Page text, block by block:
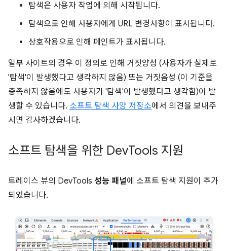
탐색은 사용자 작업에 의해 시작됩니다.
탐색으로 인해 사용자에게 URL 변경사항이 표시됩니다.
상호작용으로 인해 페인트가 표시됩니다.
일부 사이트의 경우 이 정의로 인해 거짓양성 (사용자가 실제로
'탐색'이 발생했다고 생각하지 않음) 또는 거짓음성 (이 기준을
충족하지 않음에도 사용자가 '탐색'이 발생했다고 생각함)이 발
생할 수 있습니다. 소프트 탐색 사양 저장소에서 의견을 보내주
시면 감사하겠습니다.
소프트 탐색을 위한 DevTools 지원
트레이스 뷰의 DevTools 성능 패널에 소프트 탐색 지원이 추가
되었습니다.